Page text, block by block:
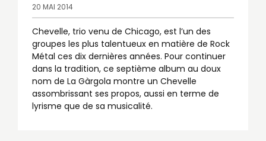
20 MAI 2014
Chevelle, trio venu de Chicago, est l’un des
groupes les plus talentueux en matière de Rock
Métal ces dix dernières années. Pour continuer
dans la tradition, ce septième album au doux
nom de La Gàrgola montre un Chevelle
assombrissant ses propos, aussi en terme de
lyrisme que de sa musicalité.